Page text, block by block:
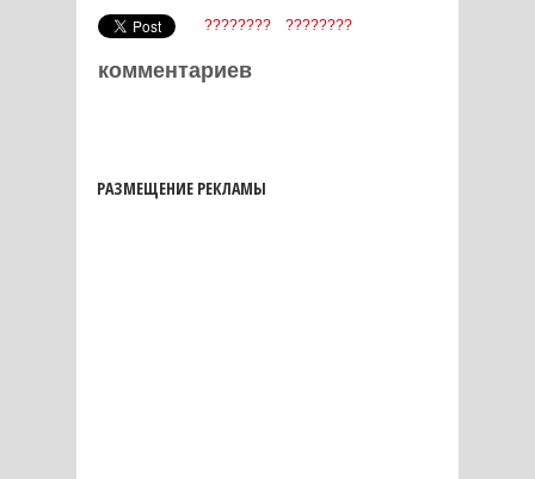
???????? ????????
комментариев
РАЗМЕЩЕНИЕ РЕКЛАМЫ